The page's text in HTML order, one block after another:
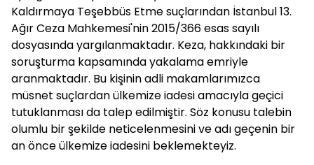
Kaldırmaya Teşebbüs Etme suçlarından İstanbul 13.
Ağır Ceza Mahkemesi'nin 2015/366 esas sayılı
dosyasında yargılanmaktadır. Keza, hakkındaki bir
soruşturma kapsamında yakalama emriyle
aranmaktadır. Bu kişinin adli makamlarımızca
müsnet suçlardan ülkemize iadesi amacıyla geçici
tutuklanması da talep edilmiştir. Söz konusu talebin
olumlu bir şekilde neticelenmesini ve adı geçenin bir
an önce ülkemize iadesini beklemekteyiz.